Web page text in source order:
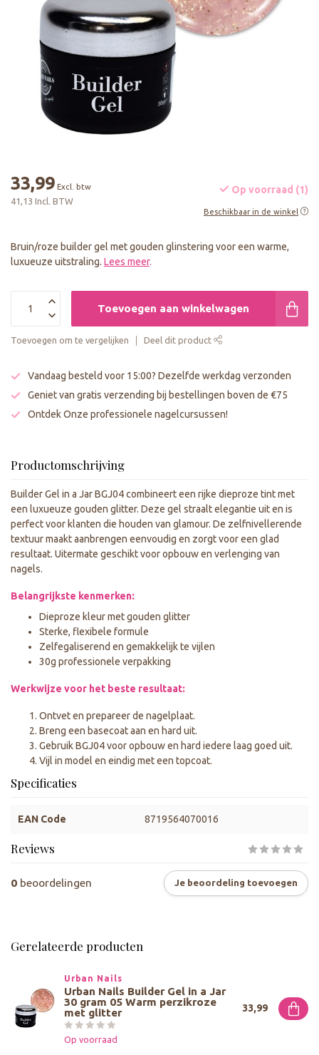
33,99 Excl. btw
41,13 Incl. BTW
Op voorraad (1)
Beschikbaar in de winkel
Bruin/roze builder gel met gouden glinstering voor een warme,
luxueuze uitstraling. Lees meer.
Toevoegen aan winkelwagen
Toevoegen om te vergelijken Deel dit product
Vandaag besteld voor 15:00? Dezelfde werkdag verzonden
Geniet van gratis verzending bij bestellingen boven de €75
Ontdek Onze professionele nagelcursussen!
Productomschrijving
Builder Gel in a Jar BGJ04 combineert een rijke dieproze tint met
een luxueuze gouden glitter. Deze gel straalt elegantie uit en is
perfect voor klanten die houden van glamour. De zelfnivellerende
textuur maakt aanbrengen eenvoudig en zorgt voor een glad
resultaat. Uitermate geschikt voor opbouw en verlenging van
nagels.
Belangrijkste kenmerken:
Dieproze kleur met gouden glitter
Sterke, flexibele formule
Zelfegaliserend en gemakkelijk te vijlen
30g professionele verpakking
Werkwijze voor het beste resultaat:
Ontvet en prepareer de nagelplaat.
Breng een basecoat aan en hard uit.
Gebruik BGJ04 voor opbouw en hard iedere laag goed uit.
Vijl in model en eindig met een topcoat.
Specificaties
EAN Code 8719564070016
Reviews
0 beoordelingen Je beoordeling toevoegen
Gerelateerde producten
Urban Nails
Urban Nails Builder Gel in a Jar
30 gram 05 Warm perzikroze
met glitter
Op voorraad
33,99